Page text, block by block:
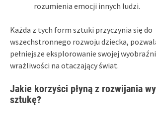
rozumienia emocji innych ludzi.
Każda z tych form sztuki przyczynia się do
wszechstronnego rozwoju dziecka,
pełniejsze eksplorowanie swojej
wrażliwości na otaczający świat.
Jakie korzyści płyną z rozwijania
sztukę?